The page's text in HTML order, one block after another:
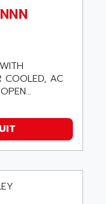
COOLED, AC